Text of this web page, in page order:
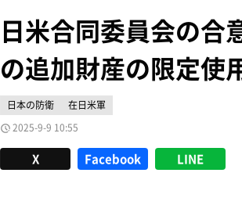
日米合同委員会の
の追加財産の限定使
日本の防衛
在日米軍
2025-9-9 10:55
X Facebook LINE